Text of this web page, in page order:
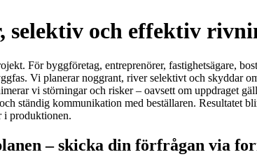
selektiv och effektiv
För byggföretag, entreprenörer, fastighetsägare,
Vi planerar noggrant, river selektivt och skyddar
vi störningar och risker – oavsett om uppdraget
ständig kommunikation med beställaren. Resultatet
i produktionen.
– skicka din förfrågan via